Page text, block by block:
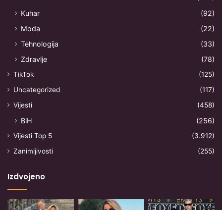
Kuhar
(92)
Moda
(22)
Tehnologija
(33)
Zdravlje
(78)
TikTok
(125)
Uncategorized
(117)
Vijesti
(458)
BiH (256)
Vijesti Top 5
(3.912)
Zanimljivosti
(255)
Izdvojeno